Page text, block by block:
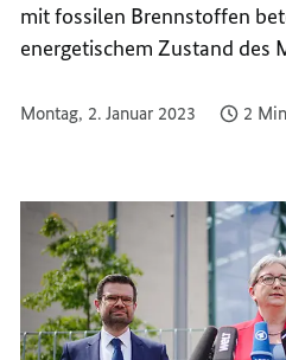
mit fossilen Brennstoffen
energetischem Zustand des
Montag, 2. Januar 2023 2